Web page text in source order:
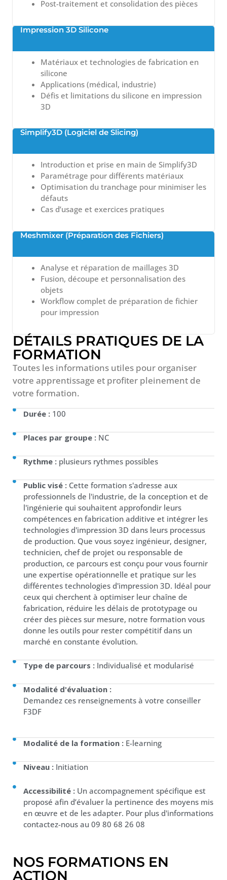
Post-traitement et consolidation des pièces
Impression 3D Silicone
Matériaux et technologies de fabrication en
silicone
Applications (médical, industrie)
Défis et limitations du silicone en impression
3D
Simplify3D (Logiciel de Slicing)
Introduction et prise en main de Simplify3D
Paramétrage pour différents matériaux
Optimisation du tranchage pour minimiser les
défauts
Cas d’usage et exercices pratiques
Meshmixer (Préparation des Fichiers)
Analyse et réparation de maillages 3D
Fusion, découpe et personnalisation des
objets
Workflow complet de préparation de fichier
pour impression
DÉTAILS PRATIQUES DE LA
FORMATION
Toutes les informations utiles pour organiser
votre apprentissage et profiter pleinement de
votre formation.
Durée : 100
Places par groupe : NC
Rythme : plusieurs rythmes possibles
Public visé : Cette formation s'adresse aux
professionnels de l'industrie, de la conception et de
l'ingénierie qui souhaitent approfondir leurs
compétences en fabrication additive et intégrer les
technologies d'impression 3D dans leurs processus
de production. Que vous soyez ingénieur, designer,
technicien, chef de projet ou responsable de
production, ce parcours est conçu pour vous fournir
une expertise opérationnelle et pratique sur les
différentes technologies d'impression 3D. Idéal pour
ceux qui cherchent à optimiser leur chaîne de
fabrication, réduire les délais de prototypage ou
créer des pièces sur mesure, notre formation vous
donne les outils pour rester compétitif dans un
marché en constante évolution.
Type de parcours : Individualisé et modularisé
Modalité d'évaluation :
Demandez ces renseignements à votre conseiller
F3DF
Modalité de la formation : E-learning
Niveau : Initiation
Accessibilité : Un accompagnement spécifique est
proposé afin d’évaluer la pertinence des moyens mis
en œuvre et de les adapter. Pour plus d'informations
contactez-nous au 09 80 68 26 08
NOS FORMATIONS EN
ACTION